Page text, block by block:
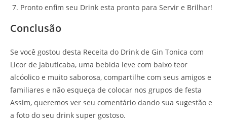
Pronto enfim seu Drink esta pronto para Servir e Brilhar!
Conclusão
Se você gostou desta Receita do Drink de Gin Tonica com
Licor de Jabuticaba, uma bebida leve com baixo teor
alcóolico e muito saborosa, compartilhe com seus amigos e
familiares e não esqueça de colocar nos grupos de festa
Assim, queremos ver seu comentário dando sua sugestão e
a foto do seu drink super gostoso.